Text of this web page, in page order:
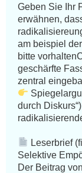
Geben Sie Ihr
erwähnen,
am beispiel
bitte
geschärfte
durch
Leserbrief
Selektive
Der Beitrag